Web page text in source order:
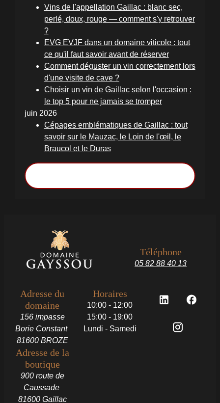
Vins de l'appellation Gaillac : blanc sec,
perlé, doux, rouge — comment s'y retrouver
?
EVG EVJF dans un domaine viticole : tout
ce qu'il faut savoir avant de réserver
Comment déguster un vin correctement lors
d'une visite de cave ?
Choisir un vin de Gaillac selon l'occasion :
le top 5 pour ne jamais se tromper
juin 2026
Cépages emblématiques de Gaillac : tout
savoir sur le Mauzac, le Loin de l'œil, le
Braucol et le Duras
Téléphone
05 82 88 40 13
Adresse du
domaine
156 impasse
Borie Constant
81600 BROZE
Adresse de la
boutique
900 route de
Caussade
81600 Gaillac
Horaires
10:00 - 12:00
15:00 - 19:00
Lundi - Samedi